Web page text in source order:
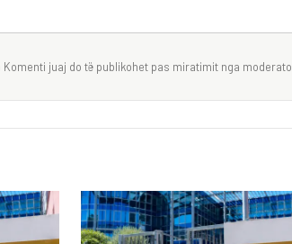
Komenti juaj do të publikohet pas miratimit nga